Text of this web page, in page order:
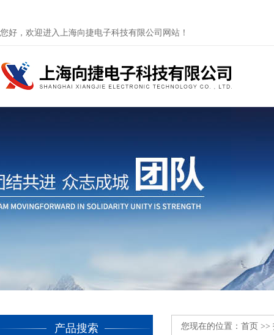
您好，欢迎进入上海向捷电子科技有限公司网站！
产品搜索 您现在的位置： 首页 >>